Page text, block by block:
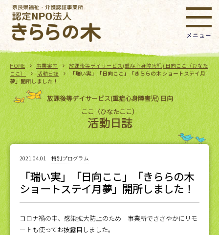
HOME 事業案内
放課後等デイサービス(重症心身障害児) 日向ここ（ひなた
ここ）
活動日誌
「瑞い実」「日向ここ」「きららの木 ショートステイ月
夢」開所しました！
放課後等デイサービス(重症心身障害児) 日向
ここ（ひなたここ）
活動日誌
2021.04.01 特別プログラム
「瑞い実」「日向ここ」「きららの木
ショートステイ月夢」開所しました！
コロナ禍の中、感染拡大防止のため 事業所でささやかにリモ
ートも使ってお披露目しました。